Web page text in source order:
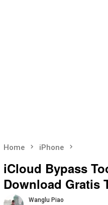
Home iPhone
iCloud Bypass
Download Gratis
Wanglu Piao